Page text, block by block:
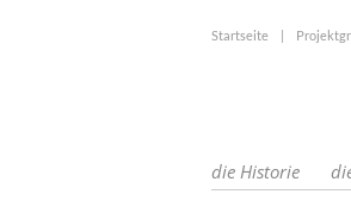
Startseite |
die Historie